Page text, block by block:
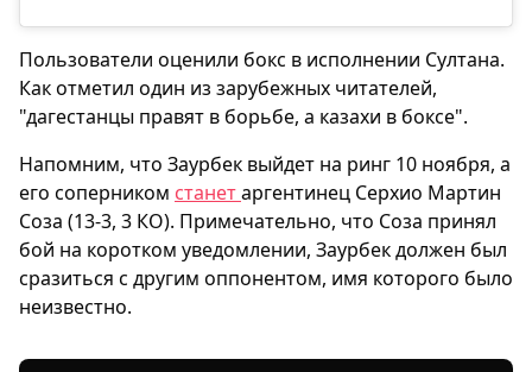
Пользователи оценили бокс в исполнении Султана.
Как отметил один из зарубежных читателей,
"дагестанцы правят в борьбе, а казахи в боксе".
Напомним, что Заурбек выйдет на ринг 10 ноября, а
его соперником станетаргентинец Серхио Мартин
Соза (13-3, 3 КО). Примечательно, что Соза принял
бой на коротком уведомлении, Заурбек должен был
сразиться с другим оппонентом, имя которого было
неизвестно.